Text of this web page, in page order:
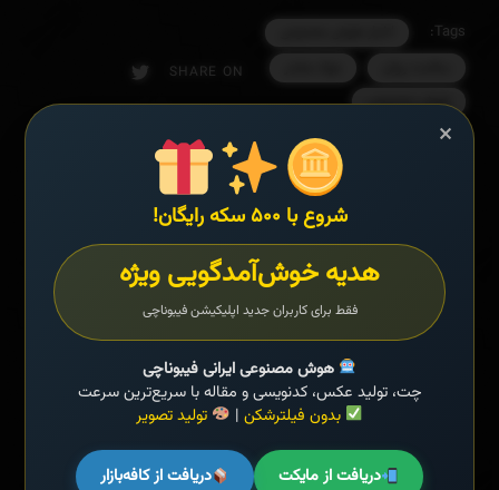
Tags:
هوش مصنوعی
SHARE ON
هوش مصنوعی فارسی ایرانی | فیبوناچی
هوش مصنوعی فارسی ایرانی | فیبوناچی
×
شروع با ۵۰۰ سکه رایگان!
هدیه خوش‌آمدگویی ویژه
فقط برای کاربران جدید اپلیکیشن فیبوناچی
هوش مصنوعی ایرانی فیبوناچی
چت، تولید عکس، کدنویسی و مقاله با سریع‌ترین سرعت
بدون فیلترشکن | تولید تصویر
دریافت از مایکت دریافت از کافه‌بازار